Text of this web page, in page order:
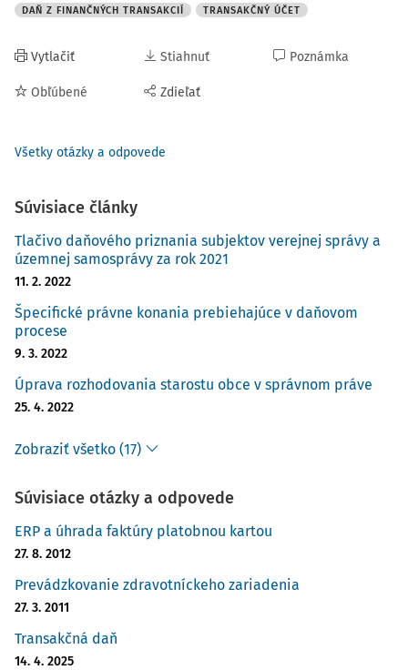
DAŇ Z FINANČNÝCH TRANSAKCIÍ TRANSAKČNÝ ÚČET
Vytlačiť
Obľúbené
Stiahnuť
Zdieľať
Poznámka
Všetky otázky a odpovede
Súvisiace články
Tlačivo daňového priznania subjektov verejnej správy a
územnej samosprávy za rok 2021
11. 2. 2022
Špecifické právne konania prebiehajúce v daňovom
procese
9. 3. 2022
Úprava rozhodovania starostu obce v správnom práve
25. 4. 2022
Zobraziť všetko (17)
Súvisiace otázky a odpovede
ERP a úhrada faktúry platobnou kartou
27. 8. 2012
Prevádzkovanie zdravotníckeho zariadenia
27. 3. 2011
Transakčná daň
14. 4. 2025